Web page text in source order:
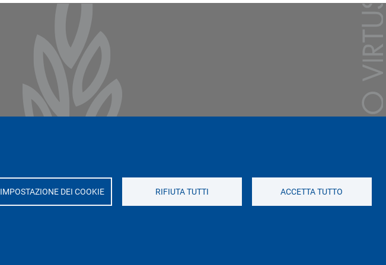
IMPOSTAZIONE DEI COOKIE RIFIUTA TUTTI ACCETTA TUTTO